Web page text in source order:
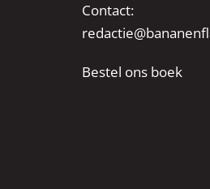
Contact:
Bestel ons boek